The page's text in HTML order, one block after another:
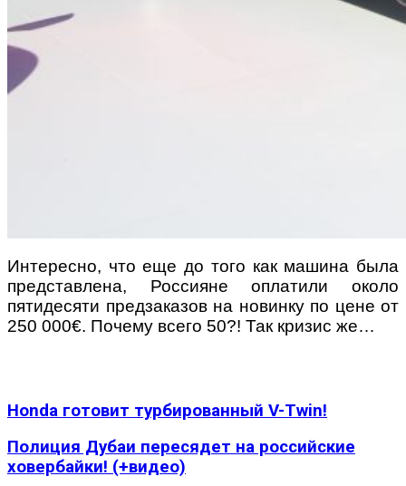
Интересно, что еще до того как машина была
представлена, Россияне оплатили около
пятидесяти предзаказов на новинку по цене от
250 000€. Почему всего 50?! Так кризис же…
Honda готовит турбированный V-Twin!
Полиция Дубаи пересядет на российские
ховербайки! (+видео)